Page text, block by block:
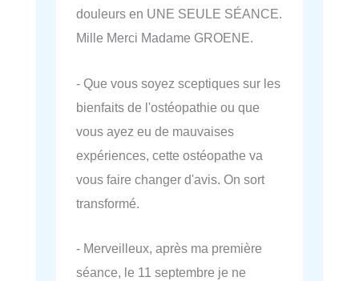
douleurs en UNE SEULE SÉANCE.
Mille Merci Madame GROENE.
- Que vous soyez sceptiques sur les
bienfaits de l'ostéopathie ou que
vous ayez eu de mauvaises
expériences, cette ostéopathe va
vous faire changer d'avis. On sort
transformé.
- Merveilleux, après ma première
séance, le 11 septembre je ne